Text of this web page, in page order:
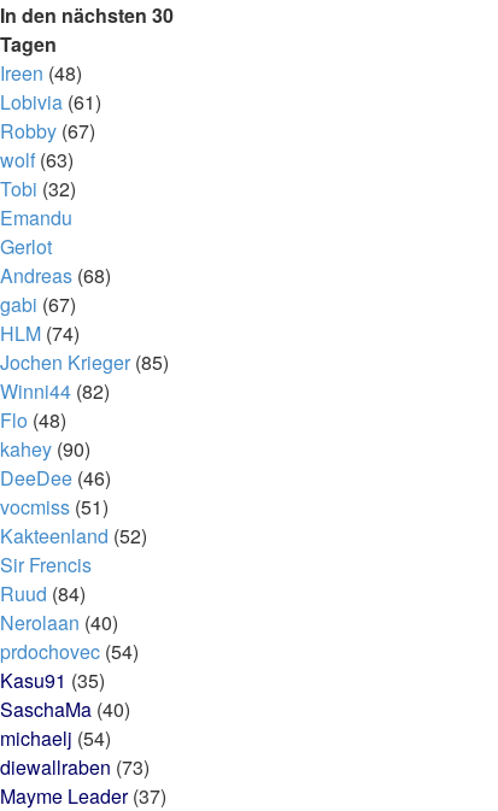
In den nächsten 30
Tagen
Ireen (48)
Lobivia (61)
Robby (67)
wolf (63)
Tobi (32)
Emandu
Gerlot
Andreas (68)
gabi (67)
HLM (74)
Jochen Krieger (85)
Winni44 (82)
Flo (48)
kahey (90)
DeeDee (46)
vocmiss (51)
Kakteenland (52)
Sir Frencis
Ruud (84)
Nerolaan (40)
prdochovec (54)
Kasu91 (35)
SaschaMa (40)
michaelj (54)
diewallraben (73)
Mayme Leader (37)